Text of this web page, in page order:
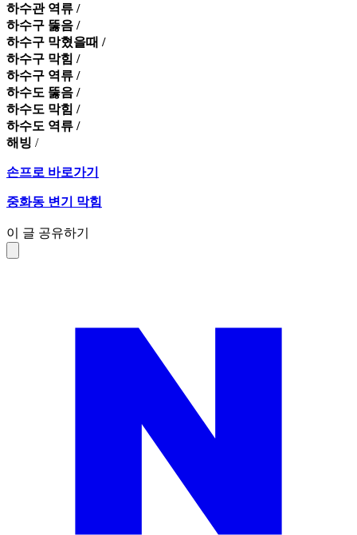
하수관 역류 /
하수구 뚫음 /
하수구 막혔을때 /
하수구 막힘 /
하수구 역류 /
하수도 뚫음 /
하수도 막힘 /
하수도 역류 /
해빙 /
손프로 바로가기
중화동 변기 막힘
이 글 공유하기